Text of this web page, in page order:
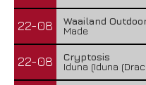
22-08
Waailand
Made
22-08
Cryptosis
Iduna (Iduna